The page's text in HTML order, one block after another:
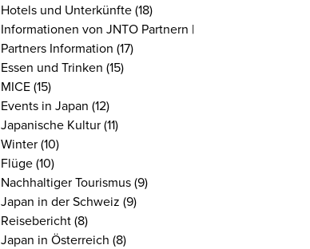
Hotels und Unterkünfte (18)
Informationen von JNTO Partnern |
Partners Information (17)
Essen und Trinken (15)
MICE (15)
Events in Japan (12)
Japanische Kultur (11)
Winter (10)
Flüge (10)
Nachhaltiger Tourismus (9)
Japan in der Schweiz (9)
Reisebericht (8)
Japan in Österreich (8)